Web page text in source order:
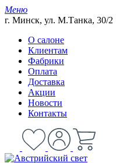
Меню
г. Минск, ул. М.Танка, 30/2
О салоне
Клиентам
Фабрики
Оплата
Доставка
Акции
Новости
Контакты